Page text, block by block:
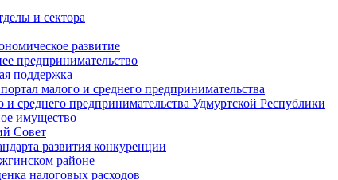
и сектора
развитие
предпринимательство
поддержка
малого и среднего предпринимательства
и среднего предпринимательства Удмуртской Республики
имущество
Совет
развития конкуренции
районе
налоговых расходов